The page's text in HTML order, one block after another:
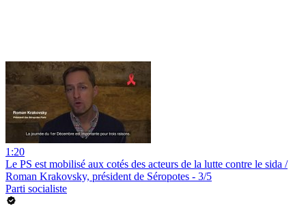
1:20
Le PS est mobilisé aux cotés des acteurs de la lutte contre le sida /
Roman Krakovsky, président de Séropotes - 3/5
Parti socialiste